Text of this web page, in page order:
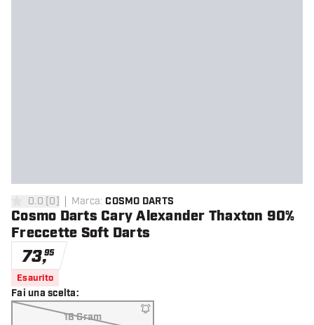
0 stelle di valutazione
0.0 [0] Marca: COSMO DARTS
Cosmo Darts Cary Alexander Thaxton 90%
Freccette Soft Darts
73,95
Esaurito
Fai una scelta:
18 Gram